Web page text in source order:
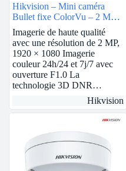
Hikvision – Mini caméra
Bullet fixe ColorVu – 2 MP |
DS-2CE10DF0T-F
Imagerie de haute qualité
avec une résolution de 2 MP,
1920 × 1080 Imagerie
couleur 24h/24 et 7j/7 avec
ouverture F1.0 La
technologie 3D DNR…
Hikvision